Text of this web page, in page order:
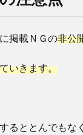
掲載ＮＧの非公
いきます。
るととんでもな